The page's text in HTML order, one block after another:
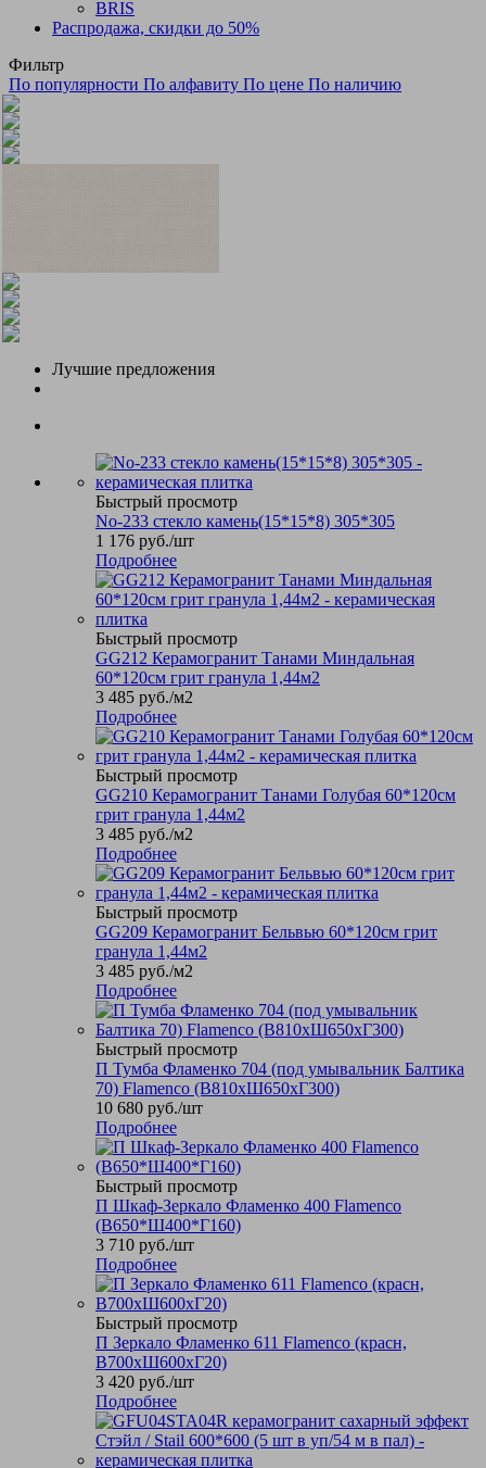
BRIS
Распродажа, скидки до 50%
Фильтр
По популярности По алфавиту По цене По наличию
Лучшие предложения
Быстрый просмотр
No-233 стекло камень(15*15*8) 305*305
1 176 руб./шт
Подробнее
Быстрый просмотр
GG212 Керамогранит Танами Миндальная
60*120см грит гранула 1,44м2
3 485 руб./м2
Подробнее
Быстрый просмотр
GG210 Керамогранит Танами Голубая 60*120см
грит гранула 1,44м2
3 485 руб./м2
Подробнее
Быстрый просмотр
GG209 Керамогранит Бельвью 60*120см грит
гранула 1,44м2
3 485 руб./м2
Подробнее
Быстрый просмотр
П Тумба Фламенко 704 (под умывальник Балтика
70) Flamenco (В810хШ650хГ300)
10 680 руб./шт
Подробнее
Быстрый просмотр
П Шкаф-Зеркало Фламенко 400 Flamenco
(В650*Ш400*Г160)
3 710 руб./шт
Подробнее
Быстрый просмотр
П Зеркало Фламенко 611 Flamenco (красн,
В700хШ600хГ20)
3 420 руб./шт
Подробнее